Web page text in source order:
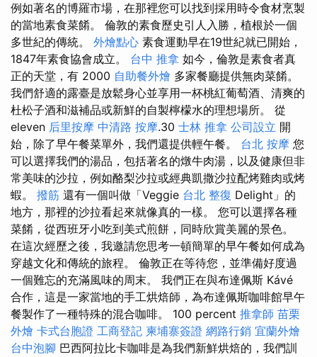
例如著名的博羅市場，在那裡您可以找到採用時令食材烹製
的當地素食菜餚。 倫敦的素食歷史引人入勝，植根於一個
多世紀的傳統。 外燴點心 素食運動早在19世紀就已開始，
1847年素食協會成立。 台中 推拿 如今，倫敦是素食者真
正的天堂，有 2000 自助餐外燴 多家餐廳提供無肉菜餚。
我們舒適的露臺是放鬆身心並享用一杯桃紅葡萄酒、清爽的
杜松子酒和滋補品或新鮮的自製檸檬水的理想場所。 從
eleven 后里按摩 中清路 按摩.30 士林 推拿 公司設立 開
始，除了早午餐菜單外，我們還提供輕午餐。 台北 按摩 您
可以選擇我們的湯品，包括著名的燉牛肉湯，以及健康但非
常美味的沙拉，例如酪梨沙拉或經典凱撒沙拉配烤雞肉或烤
蝦。 撥筋 還有一個叫做「Veggie 台北 整復 Delight」的
地方，那裡的沙拉看起來就像真的一樣。 您可以選擇各種
菜餚，從西班牙小吃到美式煎餅，同時欣賞美麗的景色。
在這次經歷之後，我邀請您思考一頓簡單的早午餐如何成為
穿越文化和傳統的旅程。 倫敦正在等待您，並準備好度過
一個難忘的充滿風味的周末。 我們正在與布達佩斯 Kávé
合作，這是一家當地的手工烘焙師，為布達佩斯咖啡館早午
餐製作了一種特殊的混合咖啡。 100 percent 推拿師 苗栗
外燴 卡式台胞證 工商登記 柬埔寨簽證 網路行銷 宜蘭外燴
台中泡腳 巴西阿拉比卡咖啡是為我們新鮮烘焙的，我們訓